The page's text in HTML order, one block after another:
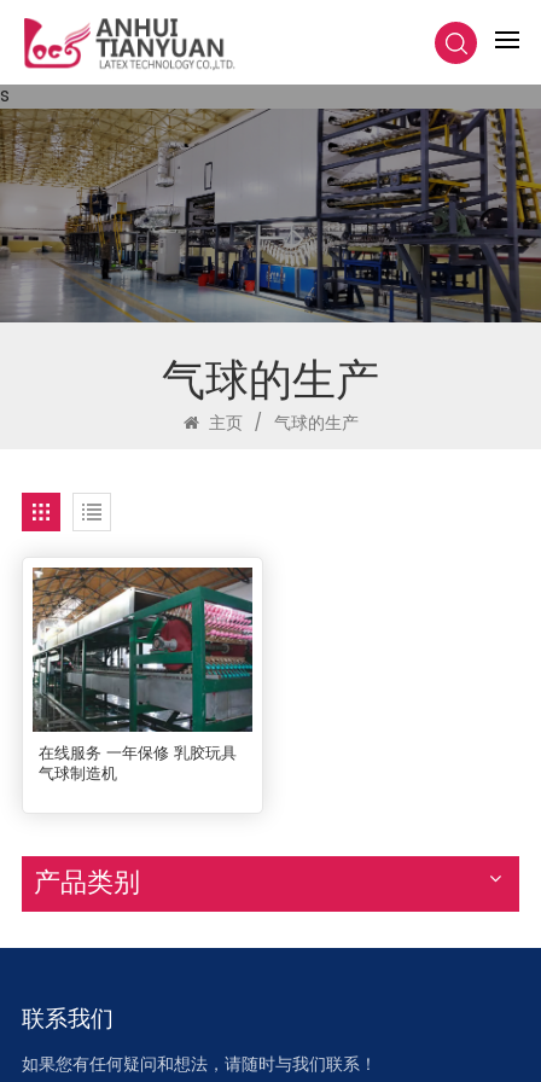
s
气球的生产
主页 / 气球的生产
在线服务 一年保修 乳胶玩具
气球制造机
产品类别
联系我们
如果您有任何疑问和想法，请随时与我们联系！